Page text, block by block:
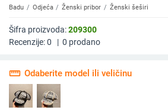
Badu Odjeća Ženski pribor Ženski šeširi
Šifra proizvoda:209300
Recenzije:0 | 0 prodano
straighten Odaberite model ili veličinu